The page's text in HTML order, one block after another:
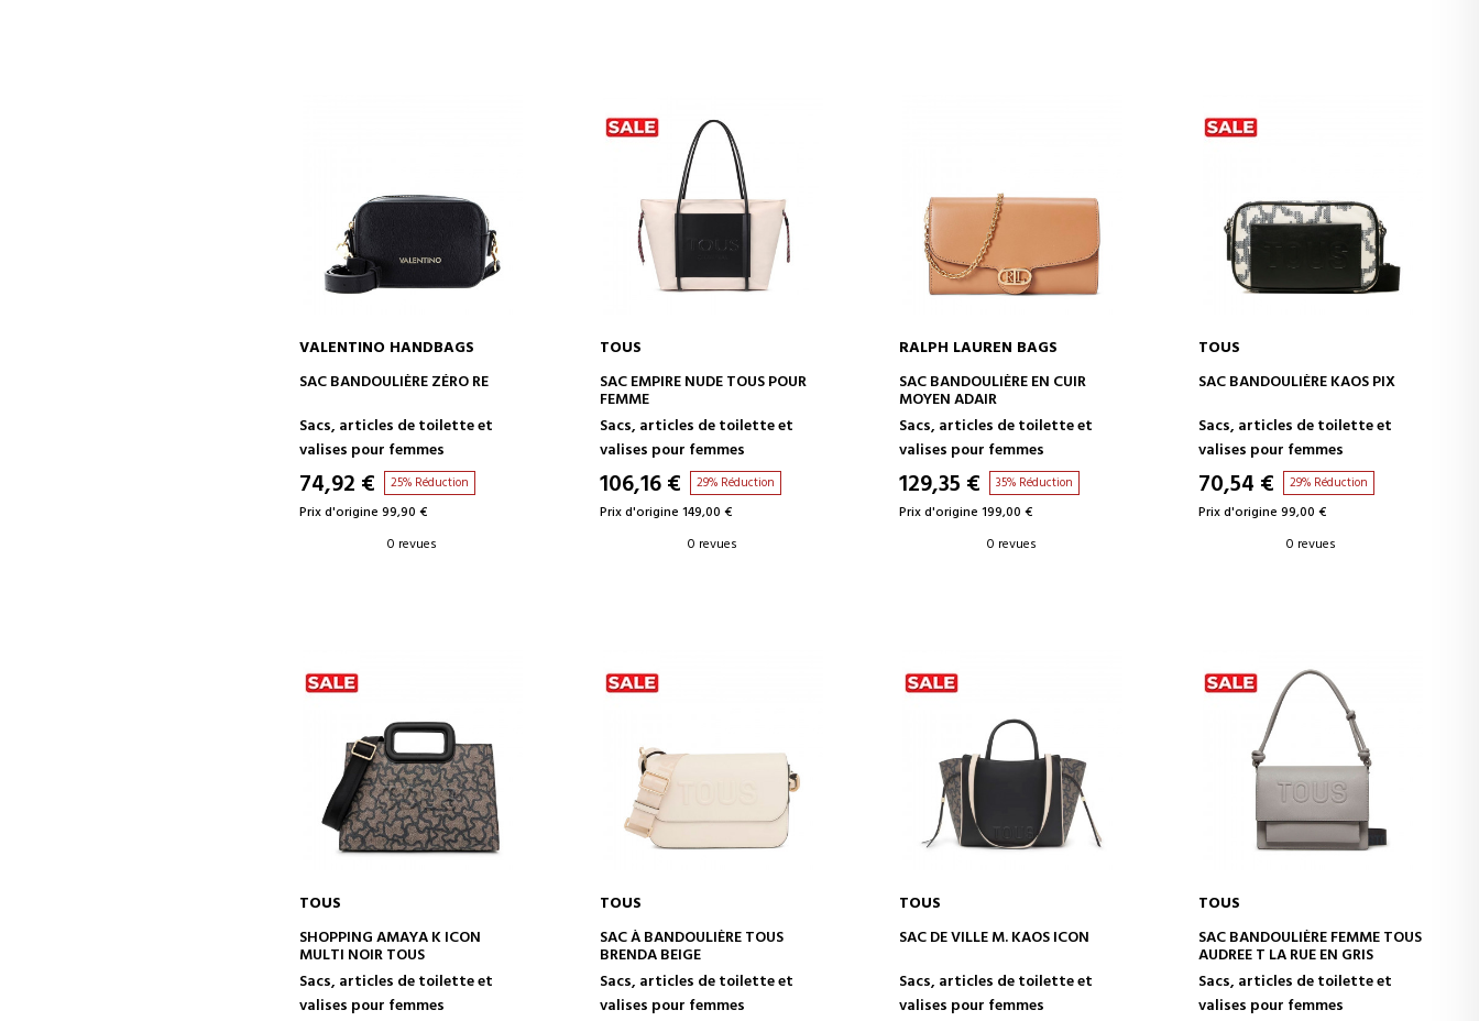
AJOUTER AU PANIER
VALENTINO HANDBAGS
SAC BANDOULIÈRE ZÉRO RE
Sacs, articles de toilette et
valises pour femmes
74,92 € 25% Réduction
Prix d'origine 99,90 €
0 revues
AJOUTER AU PANIER
TOUS
SAC EMPIRE NUDE TOUS POUR
FEMME
Sacs, articles de toilette et
valises pour femmes
106,16 € 29% Réduction
Prix d'origine 149,00 €
0 revues
AJOUTER AU PANIER
RALPH LAUREN BAGS
SAC BANDOULIÈRE EN CUIR
MOYEN ADAIR
Sacs, articles de toilette et
valises pour femmes
129,35 € 35% Réduction
Prix d'origine 199,00 €
0 revues
AJOUTER AU PANIER
TOUS
SAC BANDOULIÈRE KAOS PIX
Sacs, articles de toilette et
valises pour femmes
70,54 € 29% Réduction
Prix d'origine 99,00 €
0 revues
AJOUTER AU PANIER
TOUS
SHOPPING AMAYA K ICON
MULTI NOIR TOUS
Sacs, articles de toilette et
valises pour femmes
AJOUTER AU PANIER
TOUS
SAC À BANDOULIÈRE TOUS
BRENDA BEIGE
Sacs, articles de toilette et
valises pour femmes
AJOUTER AU PANIER
TOUS
SAC DE VILLE M. KAOS ICON
Sacs, articles de toilette et
valises pour femmes
AJOUTER AU PANIER
TOUS
SAC BANDOULIÈRE FEMME TOUS
AUDREE T LA RUE EN GRIS
Sacs, articles de toilette et
valises pour femmes